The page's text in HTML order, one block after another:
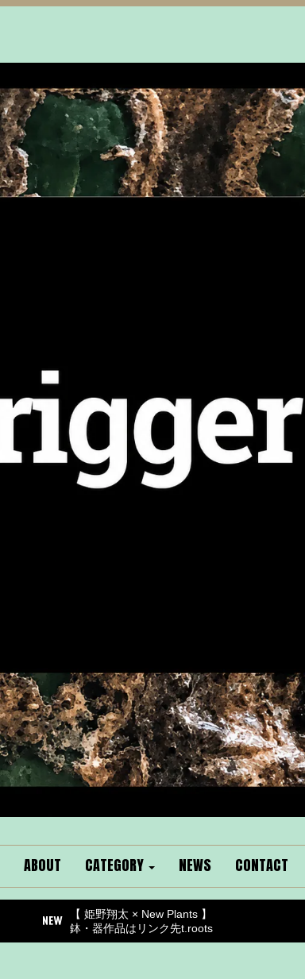
ABOUT CATEGORY NEWS CONTACT
【 姫野翔太 × New Plants 】
鉢・器作品はリンク先t.roots